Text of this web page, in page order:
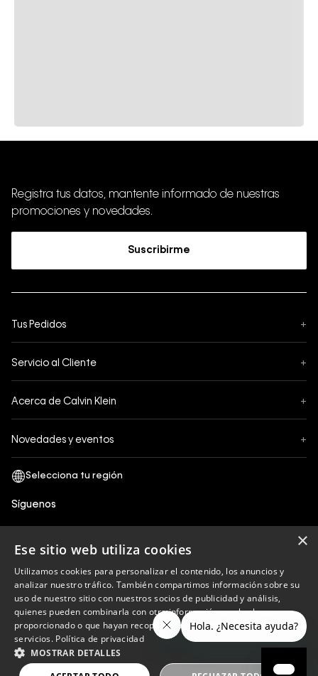
Registra tus datos, mantente informado de nuestras
promociones y novedades.
Suscribirme
Tus Pedidos +
Formas de Pago
Servicio al Cliente +
¿Cómo comprar?
Acerca de Calvin Klein +
Términos y Condiciones
Política de Privacidad y tratamiento de datos personales
Política de Cookies
Libro de reclamaciones
Políticas de recojo en tienda
Novedades y eventos +
Síguenos
Calvin Klein
Copyright © 2023 Calvin Klein peru ®. Todos los
derechos reservados.
×
Ese sitio web utiliza cookies
Utilizamos cookies para personalizar el contenido, los anuncios y
analizar nuestro tráfico. También compartimos información sobre su
uso de nuestro sitio con nuestros socios de publicidad y análisis,
quienes pueden combinarla con otra información que les haya
proporcionado o que hayan recopilado a partir del uso de sus
servicios. Política de privacidad
MOSTRAR DETALLES